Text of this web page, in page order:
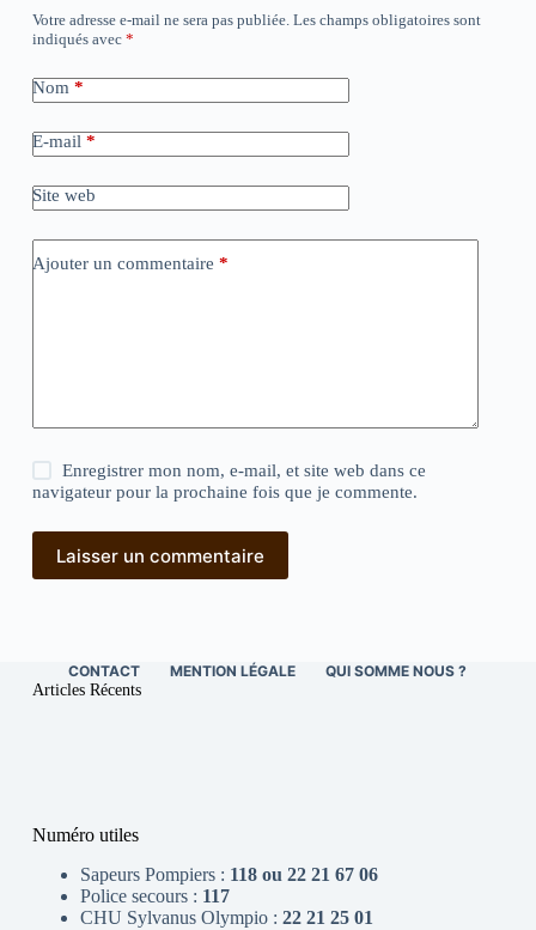
Votre adresse e-mail ne sera pas publiée. Les champs obligatoires sont
indiqués avec *
Nom*
E-mail*
Site web
Ajouter un commentaire *
Enregistrer mon nom, e-mail, et site web dans ce
navigateur pour la prochaine fois que je commente.
Laisser un commentaire
CONTACT MENTION LÉGALE QUI SOMME NOUS ?
Articles Récents
Numéro utiles
Sapeurs Pompiers : 118 ou 22 21 67 06
Police secours : 117
CHU Sylvanus Olympio : 22 21 25 01